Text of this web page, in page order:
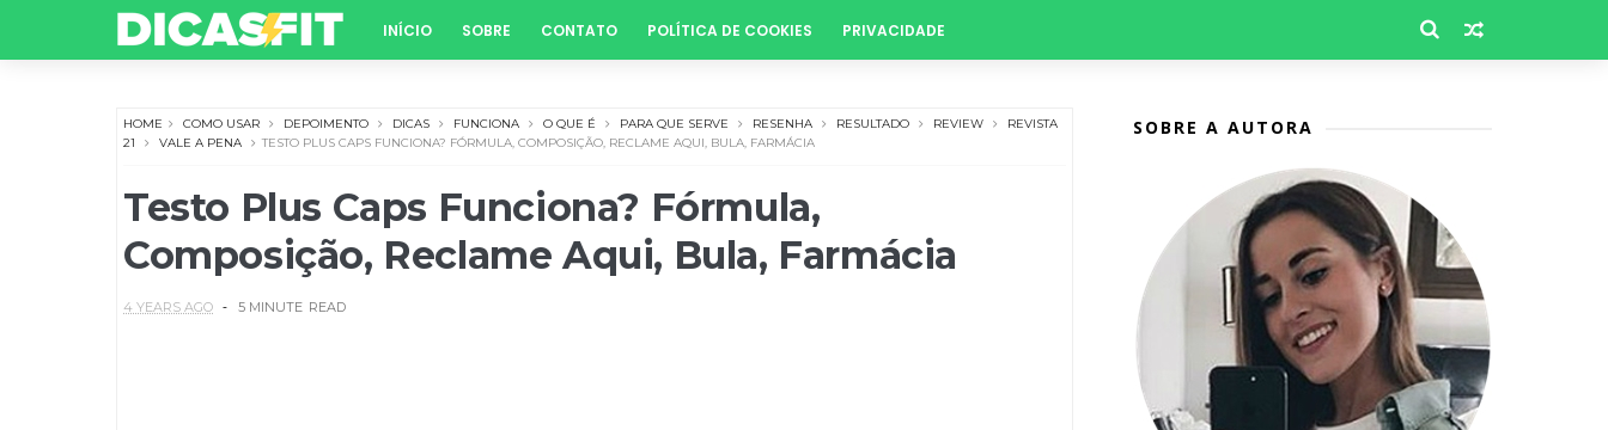
INÍCIO SOBRE CONTATO POLÍTICA DE COOKIES PRIVACIDADE
HOME COMO USAR DEPOIMENTO DICAS FUNCIONA O QUE É PARA QUE SERVE RESENHA RESULTADO REVIEW
REVISTA
21
VALE A PENA TESTO PLUS CAPS FUNCIONA? FÓRMULA, COMPOSIÇÃO, RECLAME AQUI, BULA, FARMÁCIA
Testo Plus Caps Funciona? Fórmula,
Composição, Reclame Aqui, Bula, Farmácia
4 YEARS AGO 5 MINUTE READ
SOBRE A AUTORA